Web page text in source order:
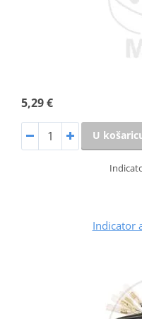
5,29 €
U
Indicator